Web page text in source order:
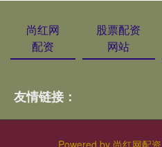
尚红网
配资
股票配资
网站
友情链接：
Powered by 尚红网配资